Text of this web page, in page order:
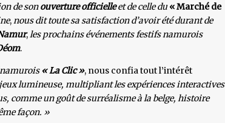
de sonouverture officielleet de celle du « Marché de
,nous dit toute sa satisfaction d’avoir été durant de
,les prochains événements festifs namurois
.
namurois « La Clic », nous confia tout l’intérêt
lumineuse, multipliant les expériences interactives
comme un goût de surréalisme à la belge, histoire
façon. »